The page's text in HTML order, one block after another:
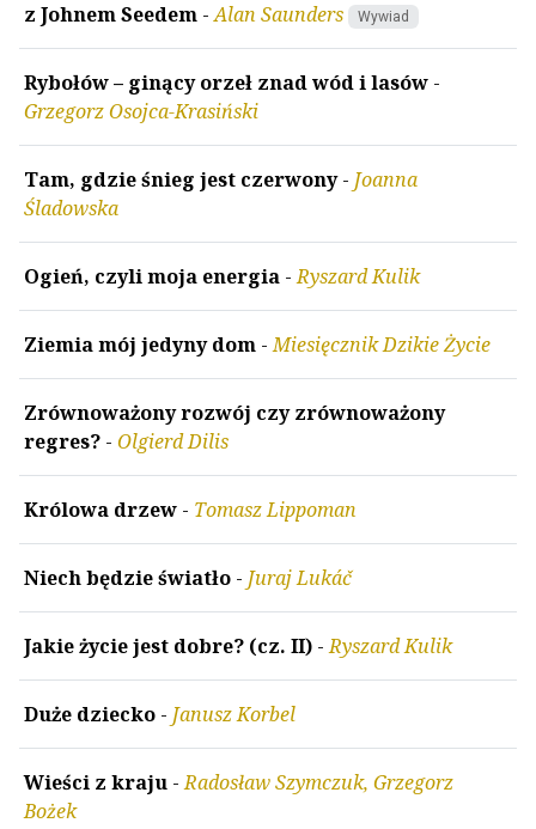
z Johnem Seedem -Alan Saunders Wywiad
Rybołów – ginący orzeł znad wód i lasów -
Grzegorz Osojca-Krasiński
Tam, gdzie śnieg jest czerwony- Joanna
Śladowska
Ogień, czyli moja energia -Ryszard Kulik
Ziemia mój jedyny dom -Miesięcznik Dzikie Życie
Zrównoważony rozwój czy zrównoważony
regres? - Olgierd Dilis
Królowa drzew - Tomasz Lippoman
Niech będzie światło - Juraj Lukáč
Jakie życie jest dobre? (cz. II) -Ryszard Kulik
Duże dziecko - Janusz Korbel
Wieści z kraju -Radosław Szymczuk, Grzegorz
Bożek